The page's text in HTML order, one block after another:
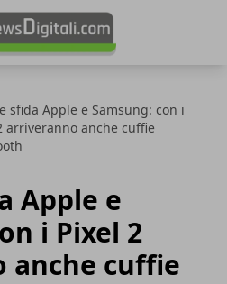
sfida Apple e Samsung: con i
arriveranno anche cuffie
Apple e
i Pixel 2
anche cuffie